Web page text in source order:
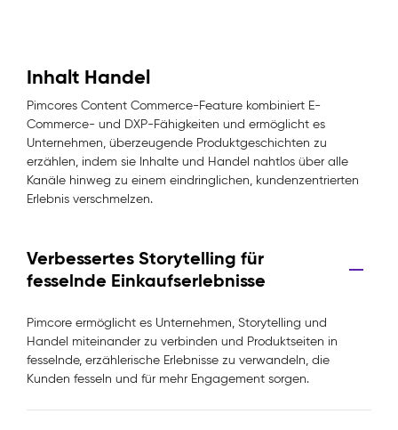
Inhalt Handel
Pimcores Content Commerce-Feature kombiniert E-
Commerce- und DXP-Fähigkeiten und ermöglicht es
Unternehmen, überzeugende Produktgeschichten zu
erzählen, indem sie Inhalte und Handel nahtlos über alle
Kanäle hinweg zu einem eindringlichen, kundenzentrierten
Erlebnis verschmelzen.
Verbessertes Storytelling für
fesselnde Einkaufserlebnisse
Pimcore ermöglicht es Unternehmen, Storytelling und
Handel miteinander zu verbinden und Produktseiten in
fesselnde, erzählerische Erlebnisse zu verwandeln, die
Kunden fesseln und für mehr Engagement sorgen.